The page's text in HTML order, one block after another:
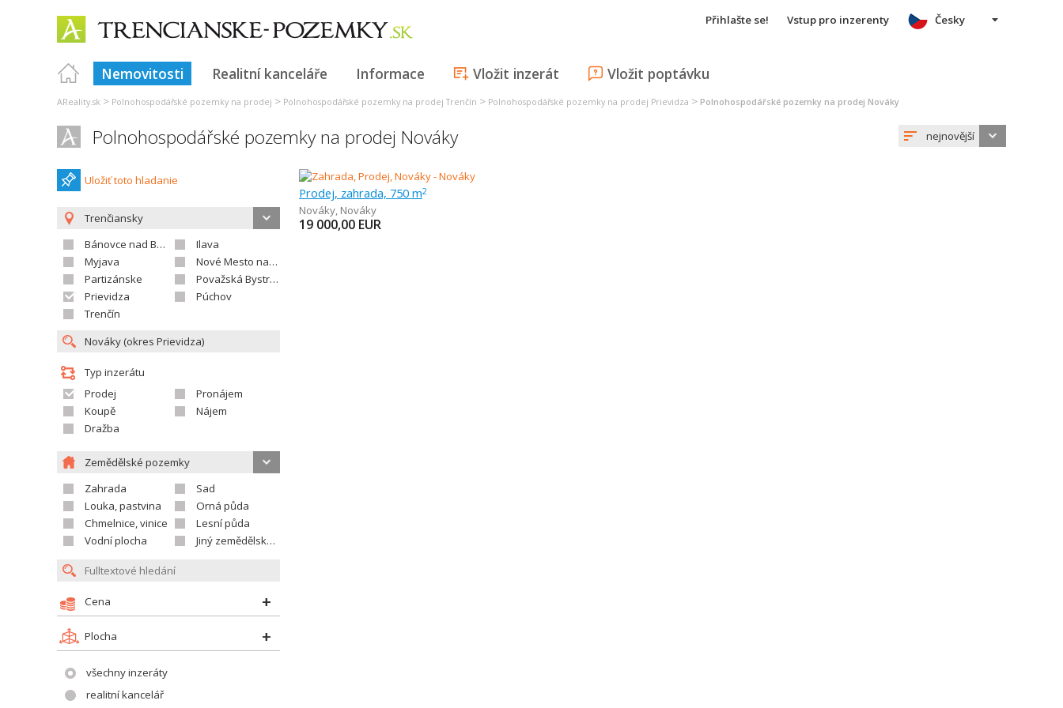
Přihlašte se! Vstup pro inzerenty
Nemovitosti Realitní kanceláře Informace Vložit inzerát Vložit poptávku
Česky
AReality.sk > Polnohospodářské pozemky na prodej > Polnohospodářské pozemky na prodej Trenčín > Polnohospodářské pozemky na prodej Prievidza > Polnohospodářské pozemky na prodej Nováky
Polnohospodářské pozemky na prodej Nováky nejnovější
Uložiť toto hladanie
Trenčiansky
Bánovce nad Bebravou
Ilava
Myjava
Nové Mesto nad Váhom
Partizánske
Považská Bystrica
Prievidza
Púchov
Trenčín
Typ inzerátu
Prodej
Pronájem
Koupě
Nájem
Dražba
Zemědělské pozemky
Zahrada
Sad
Louka, pastvina
Orná půda
Chmelnice, vinice
Lesní půda
Vodní plocha
Jiný zemědělský pozemek
Cena
Plocha
všechny inzeráty
realitní kancelář
Prodej, zahrada, 750 m2
Nováky, Nováky
19 000,00 EUR